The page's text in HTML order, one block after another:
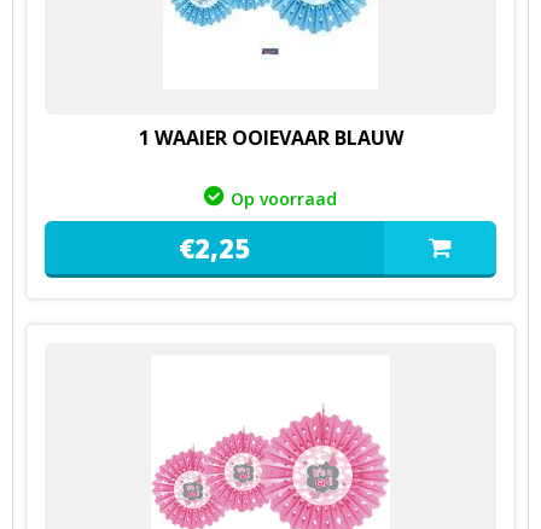
1 WAAIER OOIEVAAR BLAUW
Op voorraad
€2,25